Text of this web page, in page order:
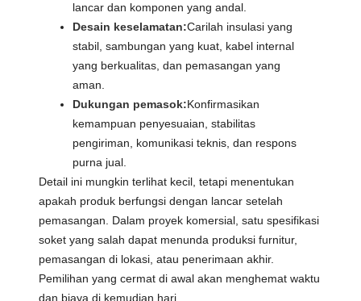
lancar dan komponen yang andal.
Desain keselamatan:Carilah insulasi yang
stabil, sambungan yang kuat, kabel internal
yang berkualitas, dan pemasangan yang
aman.
Dukungan pemasok:Konfirmasikan
kemampuan penyesuaian, stabilitas
pengiriman, komunikasi teknis, dan respons
purna jual.
Detail ini mungkin terlihat kecil, tetapi menentukan
apakah produk berfungsi dengan lancar setelah
pemasangan. Dalam proyek komersial, satu spesifikasi
soket yang salah dapat menunda produksi furnitur,
pemasangan di lokasi, atau penerimaan akhir.
Pemilihan yang cermat di awal akan menghemat waktu
dan biaya di kemudian hari.